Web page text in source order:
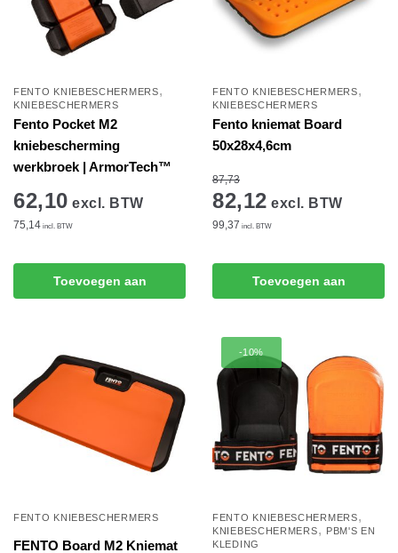
FENTO KNIEBESCHERMERS,
KNIEBESCHERMERS
Fento Pocket M2
kniebescherming
werkbroek | ArmorTech™
62,10 excl. BTW
75,14 incl. BTW
Toevoegen aan
FENTO KNIEBESCHERMERS,
KNIEBESCHERMERS
Fento kniemat Board
50x28x4,6cm
87,73
82,12 excl. BTW
99,37 incl. BTW
Toevoegen aan
FENTO KNIEBESCHERMERS
FENTO Board M2 Kniemat
-10%
FENTO KNIEBESCHERMERS,
KNIEBESCHERMERS, PBM'S EN
KLEDING